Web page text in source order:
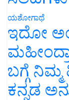
ಯಶೋಗಾಥೆ
ಇದೋ
ಬಗ್ಗೆ
ಕನ್ನಡ